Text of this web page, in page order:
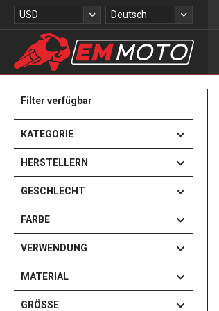
Zum
Inhalt
Währung
USD Sprache
Deutsch
Filter verfügbar
KATEGORIE
HERSTELLERN
GESCHLECHT
FARBE
VERWENDUNG
MATERIAL
GRÖSSE